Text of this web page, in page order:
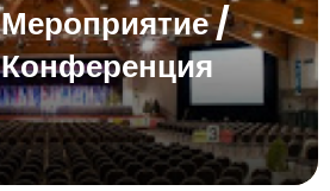
Мероприятие /
Конференция